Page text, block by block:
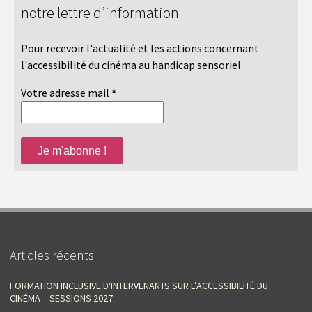
notre lettre d’information
Pour recevoir l'actualité et les actions concernant
l'accessibilité du cinéma au handicap sensoriel.
Votre adresse mail *
Articles récents
FORMATION INCLUSIVE D‘INTERVENANTS SUR L’ACCESSIBILITÉ DU
CINÉMA – SESSIONS 2027